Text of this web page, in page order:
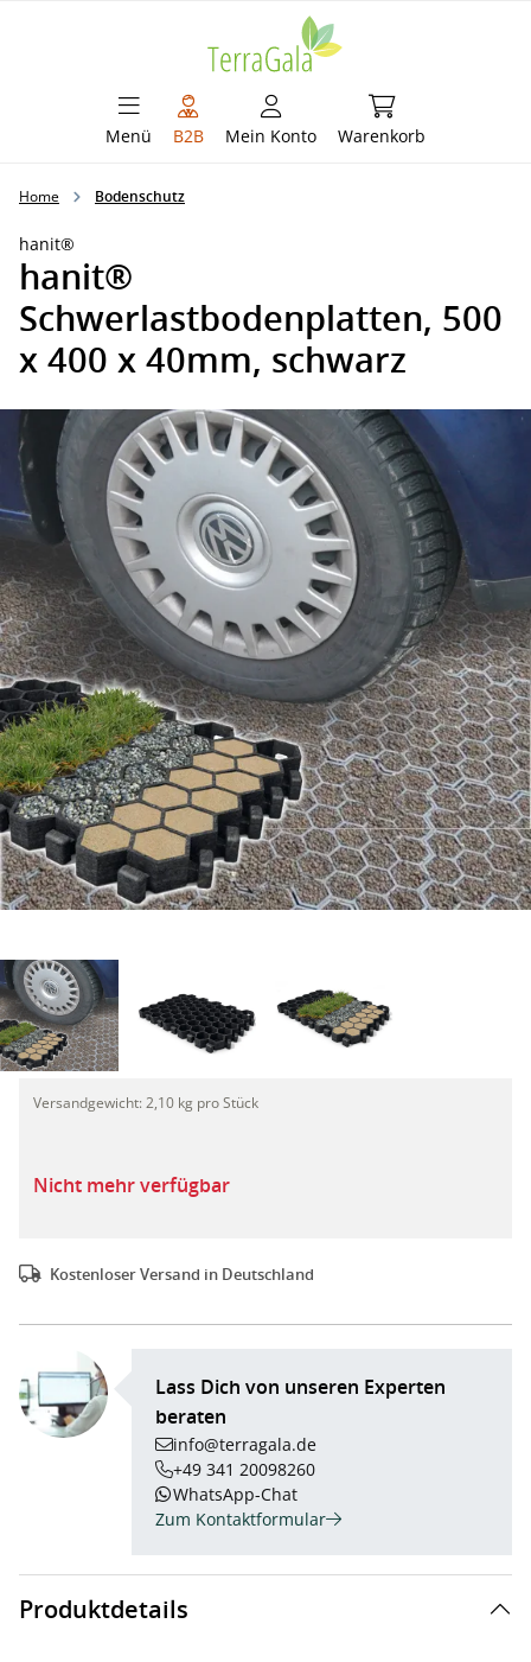
Menü B2B Mein Konto Warenkorb
Warenkorb
Home Bodenschutz
hanit®
hanit®
Schwerlastbodenplatten, 500
x 400 x 40mm, schwarz
hanit® Schwerlastbodenplatten, 500 x 400 x 40mm, schwarz"
Versandgewicht: 2,10 kg pro Stück
Nicht mehr verfügbar
Kostenloser Versand in Deutschland
Lass Dich von unseren Experten
beraten
info@terragala.de
+49 341 20098260
WhatsApp-Chat
Zum Kontaktformular
Produktdetails